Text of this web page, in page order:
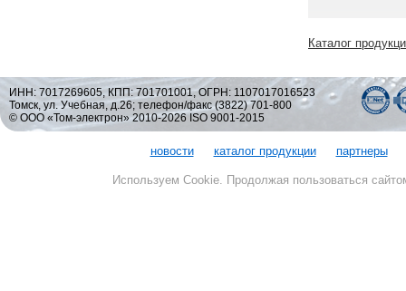
Каталог
ИНН: 7017269605, КПП: 701701001, ОГРН: 1107017016523
Томск, ул. Учебная, д.26; телефон/факс (3822) 701-800
© ООО «Том-электрон» 2010-2026 ISO 9001-2015
новости каталог продукции партнеры
Используем Cookie. Продолжая пользоваться